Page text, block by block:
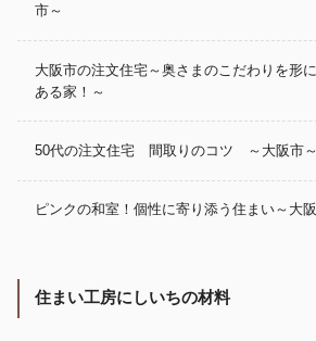
市～
大阪市の注文住宅～奥さまのこだわりを形
ある家！～
50代の注文住宅 間取りのコツ ～大阪市～
ピンクの和室！個性に寄り添う住まい～大
住まい工房にしいちの材料